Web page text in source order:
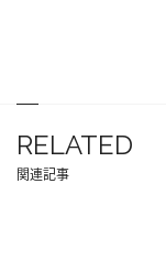
RELATED
関連記事